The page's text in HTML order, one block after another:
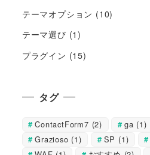
テーマオプション (10)
テーマ選び (1)
プラグイン (15)
タグ
ContactForm7 (2) ga (1)
Grazioso (1) SP (1)